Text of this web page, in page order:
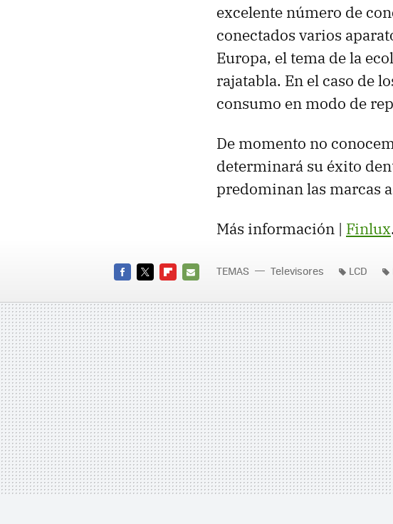
excelente número de
conectados varios
Europa, el tema de la
rajatabla. En el caso de
consumo en modo de
De momento no
determinará su éxito
predominan las marcas
Más información | Finlux.
MAIL
TEMAS Televisores LCD